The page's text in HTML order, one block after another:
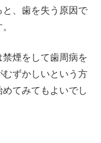
、歯を失う原因で
煙をして歯周病を
ずかしいという方
てみてもよいでし